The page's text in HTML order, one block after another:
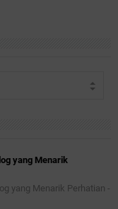
yang Menarik
yang Menarik Perhatian -